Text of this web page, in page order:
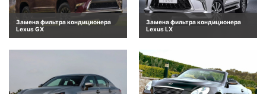
Замена фильтра кондиционера
Lexus GX
Замена фильтра кондиционера
Lexus LX